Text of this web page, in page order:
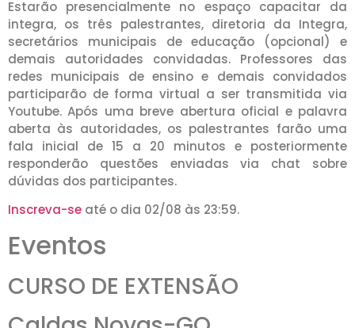
Estarão presencialmente no espaço capacitar da
integra, os três palestrantes, diretoria da Integra,
secretários municipais de educação (opcional) e
demais autoridades convidadas. Professores das
redes municipais de ensino e demais convidados
participarão de forma virtual a ser transmitida via
Youtube. Após uma breve abertura oficial e palavra
aberta às autoridades, os palestrantes farão uma
fala inicial de 15 a 20 minutos e posteriormente
responderão questões enviadas via chat sobre
dúvidas dos participantes.
Inscreva-se até o dia 02/08 às 23:59.
Eventos
CURSO DE EXTENSÃO